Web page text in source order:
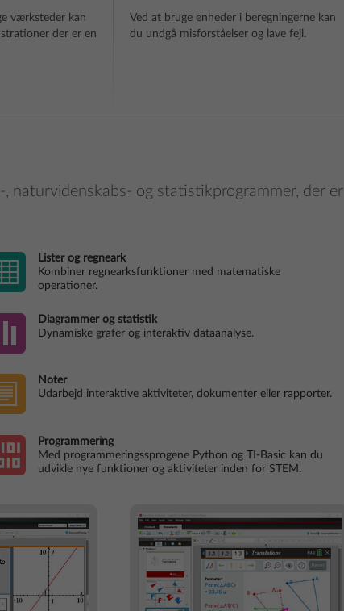
værksteder kan
der er en
Ved at bruge enheder i beregningerne kan
du undgå misforståelser og lave fejl.
naturvidenskabs- og statistikprogrammer, der er
Lister og regneark
Kombiner regnearksfunktioner med matematiske
operationer.
Diagrammer og statistik
Dynamiske grafer og interaktiv dataanalyse.
Noter
Udarbejd interaktive aktiviteter, dokumenter eller rapporter.
Programmering
Med programmeringssprogene Python og TI-Basic kan du
udvikle nye funktioner og aktiviteter inden for STEM.